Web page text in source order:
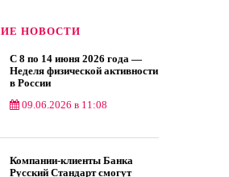
НОВОСТИ
С 8 по 14 июня 2026 года —
Неделя физической активности
в России
09.06.2026 в 11:08
Компании-клиенты Банка
Русский Стандарт смогут